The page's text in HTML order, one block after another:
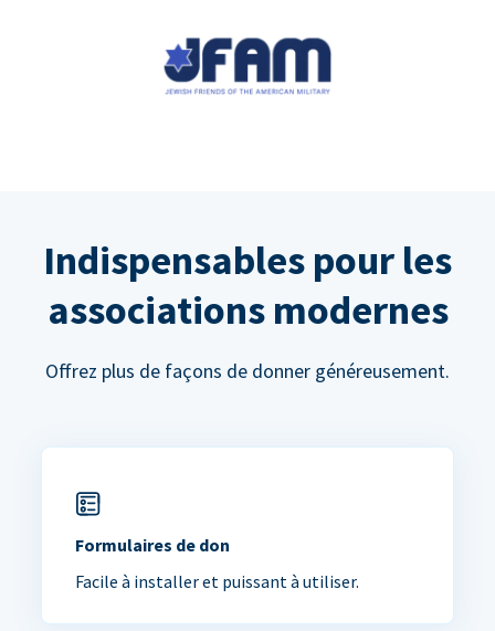
Indispensables pour les
associations modernes
Offrez plus de façons de donner généreusement.
Formulaires de don
Facile à installer et puissant à utiliser.